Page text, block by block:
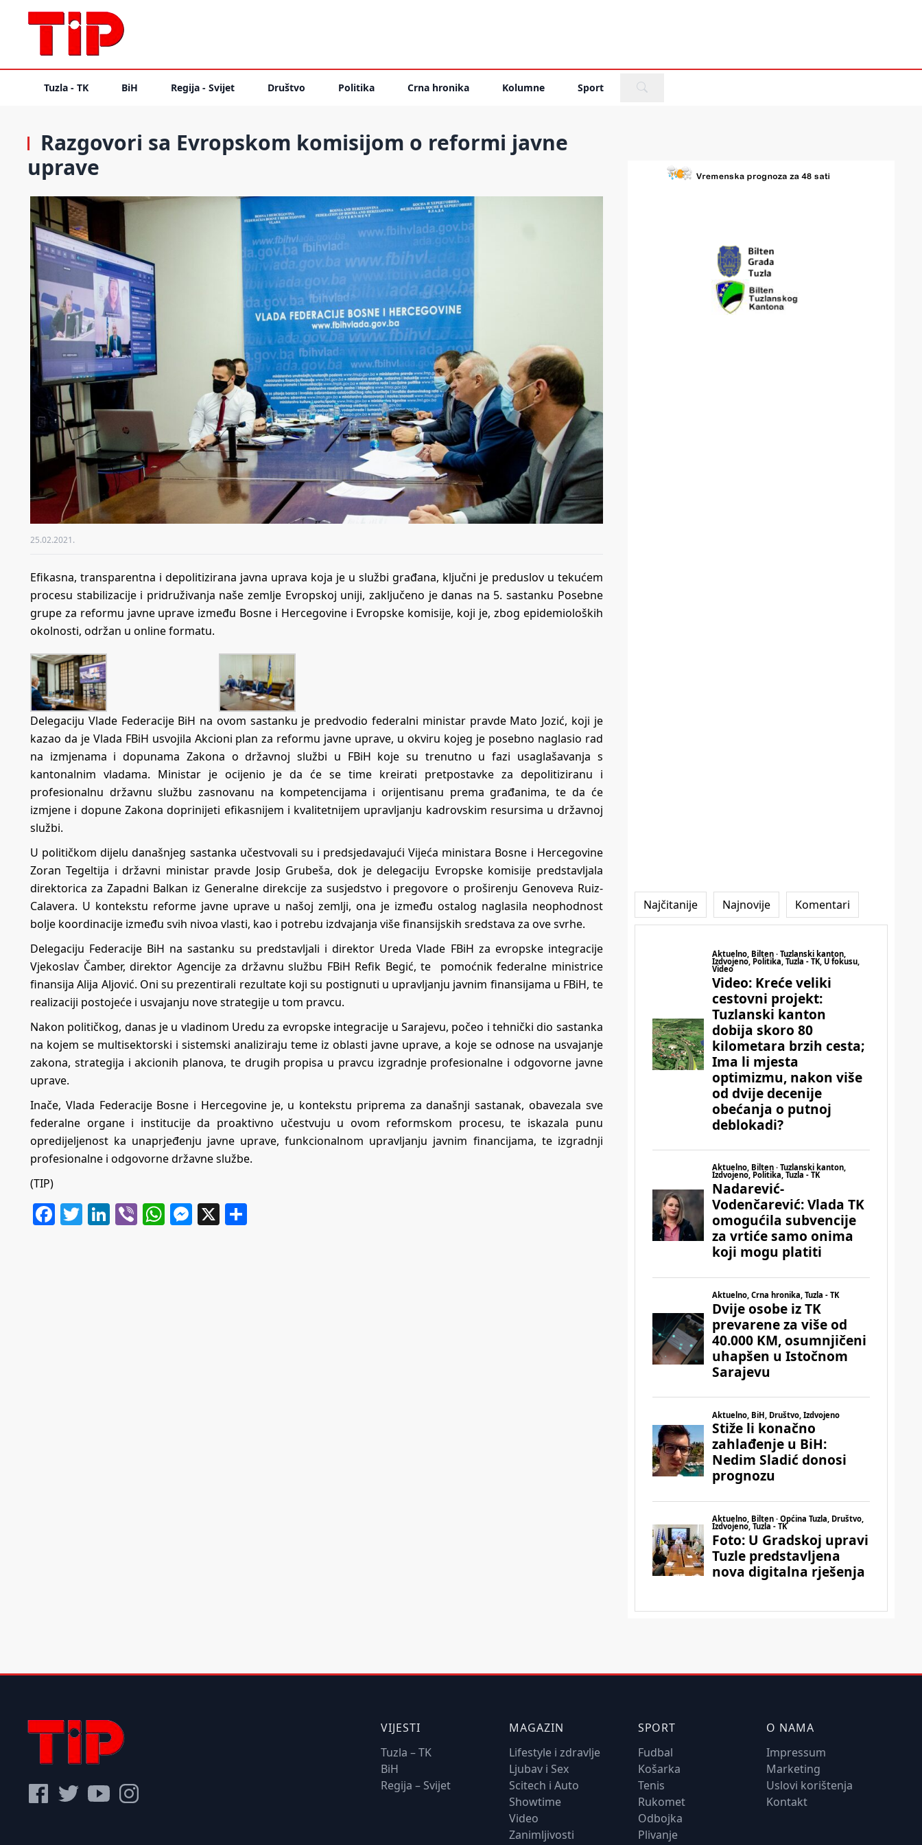
Tuzla - TK BiH Regija - Svijet Društvo Politika Crna hronika Kolumne Sport
Razgovori sa Evropskom komisijom o reformi javne
uprave
25.02.2021.
Efikasna, transparentna i depolitizirana javna uprava koja je u službi građana, ključni je preduslov u tekućem
procesu stabilizacije i pridruživanja naše zemlje Evropskoj uniji, zaključeno je danas na 5. sastanku Posebne
grupe za reformu javne uprave između Bosne i Hercegovine i Evropske komisije, koji je, zbog epidemioloških
okolnosti, održan u online formatu.
Delegaciju Vlade Federacije BiH na ovom sastanku je predvodio federalni ministar pravde Mato Jozić, koji je
kazao da je Vlada FBiH usvojila Akcioni plan za reformu javne uprave, u okviru kojeg je posebno naglasio rad
na izmjenama i dopunama Zakona o državnoj službi u FBiH koje su trenutno u fazi usaglašavanja s
kantonalnim vladama. Ministar je ocijenio je da će se time kreirati pretpostavke za depolitiziranu i
profesionalnu državnu službu zasnovanu na kompetencijama i orijentisanu prema građanima, te da će
izmjene i dopune Zakona doprinijeti efikasnijem i kvalitetnijem upravljanju kadrovskim resursima u državnoj
službi.
U političkom dijelu današnjeg sastanka učestvovali su i predsjedavajući Vijeća ministara Bosne i Hercegovine
Zoran Tegeltija i državni ministar pravde Josip Grubeša, dok je delegaciju Evropske komisije predstavljala
direktorica za Zapadni Balkan iz Generalne direkcije za susjedstvo i pregovore o proširenju Genoveva Ruiz-
Calavera. U kontekstu reforme javne uprave u našoj zemlji, ona je između ostalog naglasila neophodnost
bolje koordinacije između svih nivoa vlasti, kao i potrebu izdvajanja više finansijskih sredstava za ove svrhe.
Delegaciju Federacije BiH na sastanku su predstavljali i direktor Ureda Vlade FBiH za evropske integracije
Vjekoslav Čamber, direktor Agencije za državnu službu FBiH Refik Begić, te pomoćnik federalne ministrice
finansija Alija Aljović. Oni su prezentirali rezultate koji su postignuti u upravljanju javnim finansijama u FBiH, te
realizaciji postojeće i usvajanju nove strategije u tom pravcu.
Nakon političkog, danas je u vladinom Uredu za evropske integracije u Sarajevu, počeo i tehnički dio sastanka
na kojem se multisektorski i sistemski analiziraju teme iz oblasti javne uprave, a koje se odnose na usvajanje
zakona, strategija i akcionih planova, te drugih propisa u pravcu izgradnje profesionalne i odgovorne javne
uprave.
Inače, Vlada Federacije Bosne i Hercegovine je, u kontekstu priprema za današnji sastanak, obavezala sve
federalne organe i institucije da proaktivno učestvuju u ovom reformskom procesu, te iskazala punu
opredijeljenost ka unaprjeđenju javne uprave, funkcionalnom upravljanju javnim financijama, te izgradnji
profesionalne i odgovorne državne službe.
(TIP)
Facebook
Twitter
LinkedIn
ViberWhatsApp
Messenger
X
Najčitanije Najnovije Komentari
VIJESTI
Tuzla – TK
BiH
Regija – Svijet
MAGAZIN
Lifestyle i zdravlje
Ljubav i Sex
Scitech i Auto
Showtime
Video
Zanimljivosti
SPORT
Fudbal
Košarka
Tenis
Rukomet
Odbojka
Plivanje
O NAMA
Impressum
Marketing
Uslovi korištenja
Kontakt